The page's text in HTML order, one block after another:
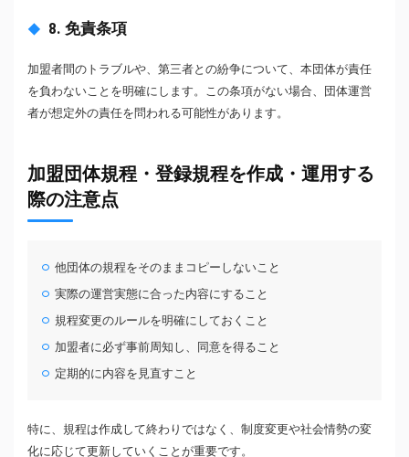
8. 免責条項
加盟者間のトラブルや、第三者との紛争について、本団体が責任
を負わないことを明確にします。この条項がない場合、団体運営
者が想定外の責任を問われる可能性があります。
加盟団体規程・登録規程を作成・運用する
際の注意点
他団体の規程をそのままコピーしないこと
実際の運営実態に合った内容にすること
規程変更のルールを明確にしておくこと
加盟者に必ず事前周知し、同意を得ること
定期的に内容を見直すこと
特に、規程は作成して終わりではなく、制度変更や社会情勢の変
化に応じて更新していくことが重要です。